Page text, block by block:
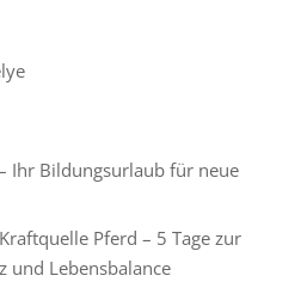
Ihr Bildungsurlaub für neue
Pferd – 5 Tage zur
und Lebensbalance